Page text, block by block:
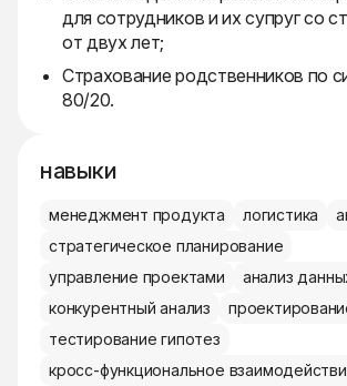
для сотрудников и их супруг со
от двух лет;
Страхование родственников по
80/20.
навыки
менеджмент продукта логистика
стратегическое планирование
управление проектами
анализ
конкурентный анализ
тестирование гипотез
кросс-функциональное